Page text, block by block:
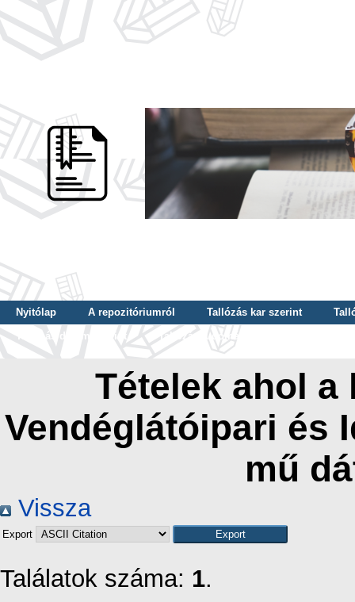
Nyitólap A repozitóriumról Tallózás kar szerint
Tallózás dátum szerint
Tallózás tudományterület szerint
Tételek ahol
Vendéglátóipari és
mű
Vissza
Export
Találatok száma: 1.